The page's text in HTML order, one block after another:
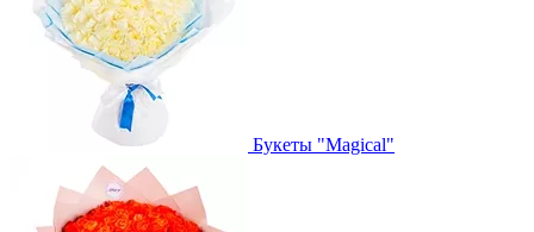
Букеты "Magical"